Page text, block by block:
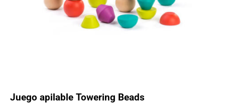
Juego apilable Towering Beads